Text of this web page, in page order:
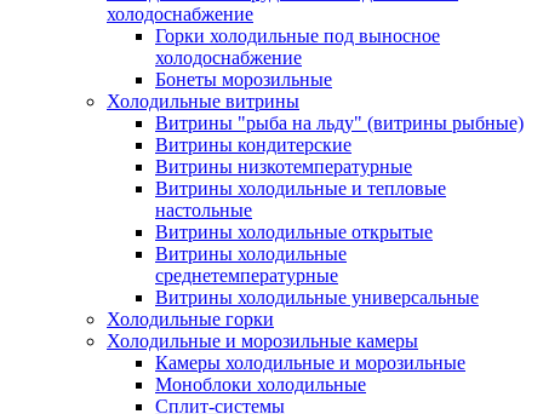
холодоснабжение
Горки холодильные под выносное
холодоснабжение
Бонеты морозильные
Холодильные витрины
Витрины "рыба на льду" (витрины рыбные)
Витрины кондитерские
Витрины низкотемпературные
Витрины холодильные и тепловые
настольные
Витрины холодильные открытые
Витрины холодильные
среднетемпературные
Витрины холодильные универсальные
Холодильные горки
Холодильные и морозильные камеры
Камеры холодильные и морозильные
Моноблоки холодильные
Сплит-системы